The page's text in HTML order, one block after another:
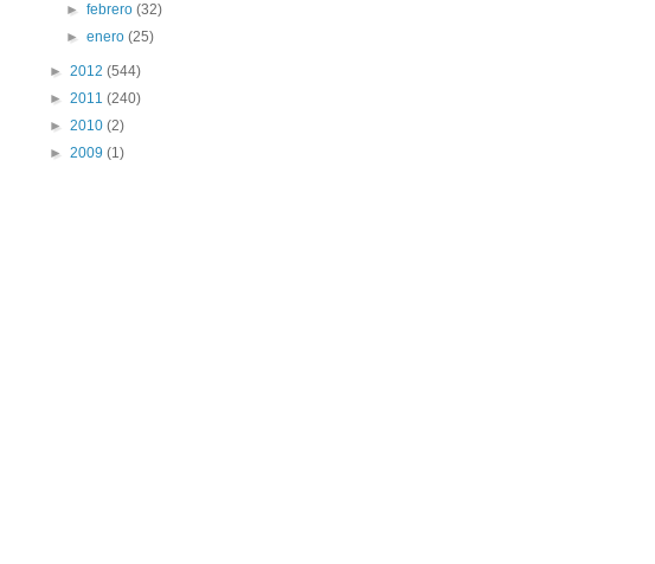
►febrero(32)
►enero(25)
► 2012 (544)
► 2011 (240)
► 2010 (2)
► 2009 (1)